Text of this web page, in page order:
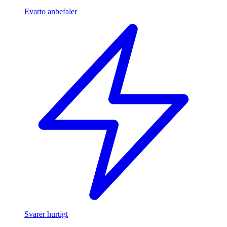
Evarto anbefaler
Svarer hurtigt